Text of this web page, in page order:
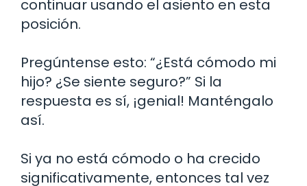
continuar usando el asiento en esta
posición.
Pregúntense esto: “¿Está cómodo mi
hijo? ¿Se siente seguro?” Si la
respuesta es sí, ¡genial! Manténgalo
así.
Si ya no está cómodo o ha crecido
significativamente, entonces tal vez